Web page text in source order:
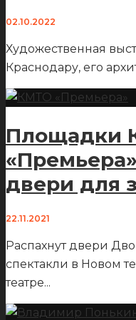
02.10.2022
Художественная
Краснодару, его
Площадки
двери для
22.11.2021
Распахнут двери
спектакли в Новом
театре...